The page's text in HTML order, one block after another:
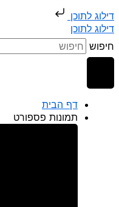
דילוג לתוכן
דילוג לתוכן
חיפוש
דף הבית
תמונות פספורט